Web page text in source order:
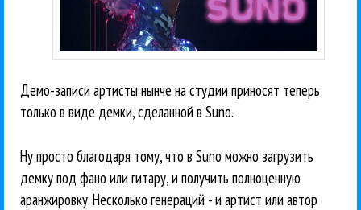
Демо-записи артисты нынче на студии приносят теперь
только в виде демки, сделанной в Suno.
Ну просто благодаря тому, что в Suno можно загрузить
демку под фано или гитару, и получить полноценную
аранжировку. Несколько генераций - и артист или автор